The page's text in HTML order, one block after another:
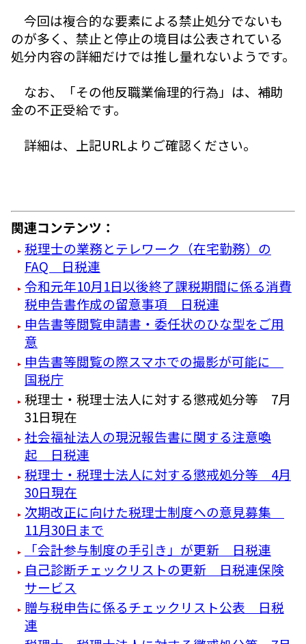
今回は複合的な要素による禁止処分でないも
のが多く、禁止と停止の境目は公表されている
処分内容の詳細だけでは推し量れないようです。
なお、「その他反職業倫理的行為」は、補助
金の不正受給です。
詳細は、上記URLよりご確認ください。
関連コンテンツ：
税理士の業務とテレワーク（在宅勤務）の
FAQ 日税連
令和元年10月1日以後終了課税期間に係る消費
税申告書作成の留意事項 日税連
申告書等閲覧申請書・委任状のひな型をご用
意
申告書等閲覧の際スマホでの撮影が可能に
国税庁
税理士・税理士法人に対する懲戒処分等 7月
31日現在
社会福祉法人の現況報告書に関する注意喚
起 日税連
税理士・税理士法人に対する懲戒処分等 4月
30日現在
次期改正に向けた税理士制度への意見募集
11月30日まで
「会計参与制度の手引き」が更新 日税連
自己診断チェックリストの更新 日税連保険
サービス
贈与税申告に係るチェックリスト公表 日税
連